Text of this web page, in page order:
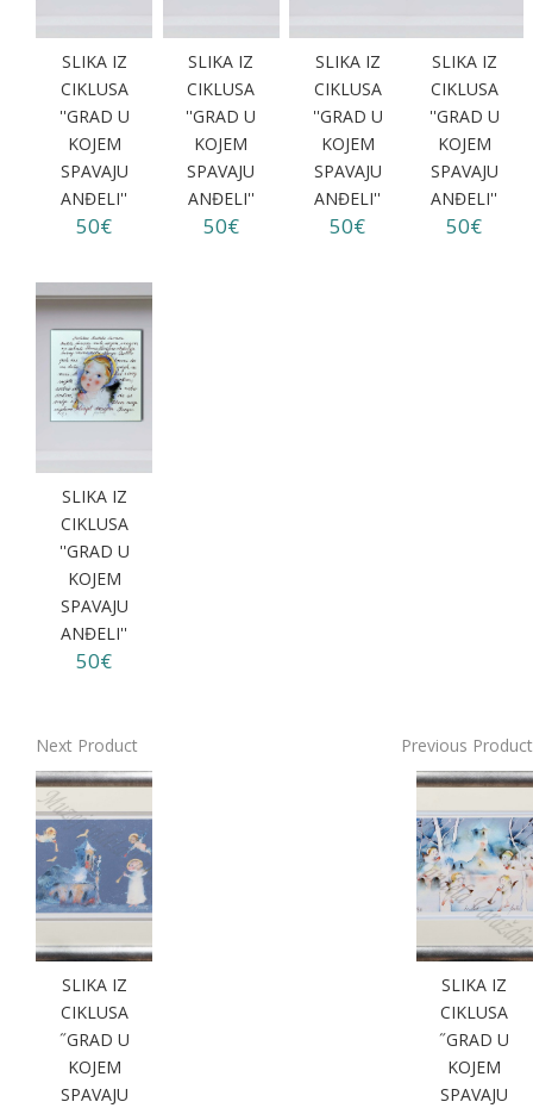
SLIKA IZ
CIKLUSA
''GRAD U
KOJEM
SPAVAJU
ANĐELI''
50€
SLIKA IZ
CIKLUSA
''GRAD U
KOJEM
SPAVAJU
ANĐELI''
50€
SLIKA IZ
CIKLUSA
''GRAD U
KOJEM
SPAVAJU
ANĐELI''
50€
SLIKA IZ
CIKLUSA
''GRAD U
KOJEM
SPAVAJU
ANĐELI''
50€
SLIKA IZ
CIKLUSA
''GRAD U
KOJEM
SPAVAJU
ANĐELI''
50€
Next Product
SLIKA IZ
CIKLUSA
˝GRAD U
KOJEM
SPAVAJU
Previous Product
SLIKA IZ
CIKLUSA
˝GRAD U
KOJEM
SPAVAJU